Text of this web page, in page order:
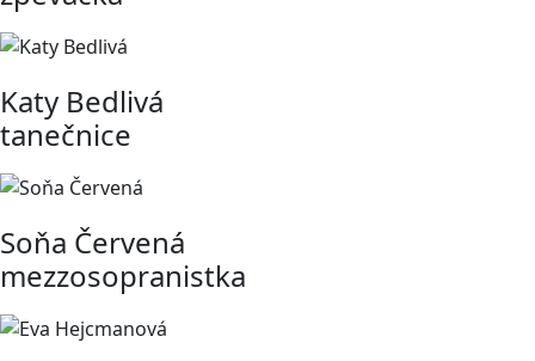
Katy Bedlivá
tanečnice
Soňa Červená
mezzosopranistka